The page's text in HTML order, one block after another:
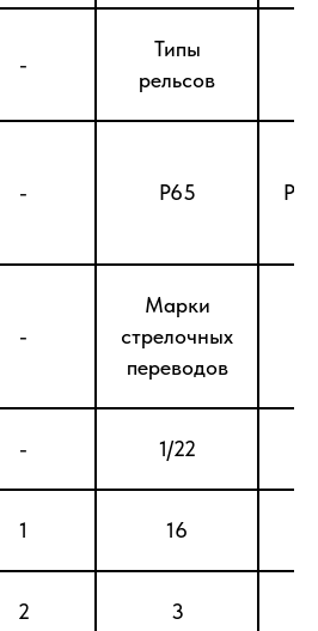
-
Типы
рельсов
- Р65
-
Марки
стрелочных
переводов
- 1/22
1 16
2 3